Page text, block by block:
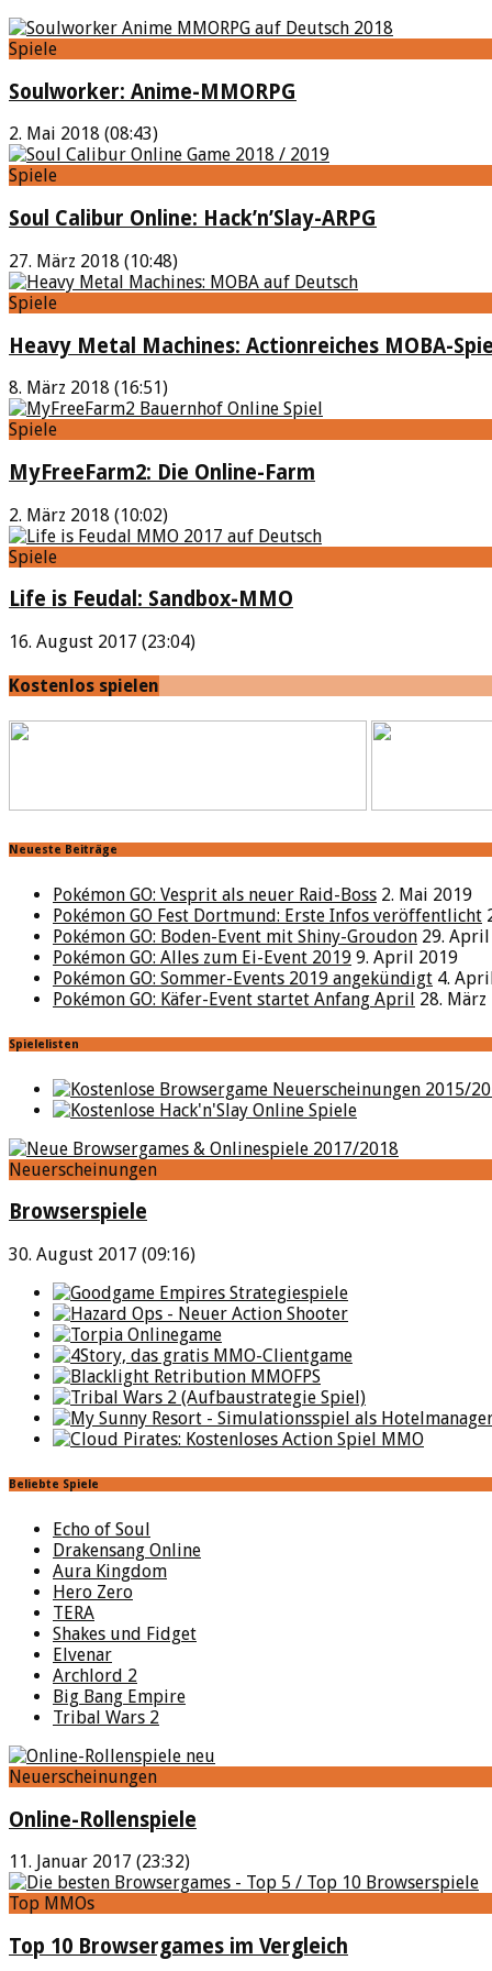
Spiele
Soulworker: Anime-MMORPG
2. Mai 2018 (08:43)
Spiele
Soul Calibur Online: Hack’n’Slay-ARPG
27. März 2018 (10:48)
Spiele
Heavy Metal Machines: Actionreiches MOBA-
8. März 2018 (16:51)
Spiele
MyFreeFarm2: Die Online-Farm
2. März 2018 (10:02)
Spiele
Life is Feudal: Sandbox-MMO
16. August 2017 (23:04)
Kostenlos spielen
Neueste Beiträge
Pokémon GO: Vesprit als neuer Raid-Boss 2. Mai 2019
Pokémon GO Fest Dortmund: Erste Infos veröffentlicht
Pokémon GO: Boden-Event mit Shiny-Groudon 29.
Pokémon GO: Alles zum Ei-Event 2019 9. April 2019
Pokémon GO: Sommer-Events 2019 angekündigt 4.
Pokémon GO: Käfer-Event startet Anfang April 28. März
Spielelisten
Neuerscheinungen
Browserspiele
30. August 2017 (09:16)
Beliebte Spiele
Echo of Soul
Drakensang Online
Aura Kingdom
Hero Zero
TERA
Shakes und Fidget
Elvenar
Archlord 2
Big Bang Empire
Tribal Wars 2
Neuerscheinungen
Online-Rollenspiele
11. Januar 2017 (23:32)
Top MMOs
Top 10 Browsergames im Vergleich